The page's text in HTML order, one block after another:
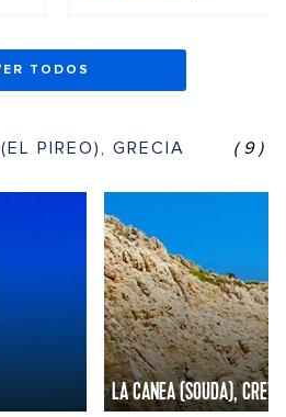
TODOS
PIREO), GRECIA (9)
LA CANEA (SOUDA), CRETA